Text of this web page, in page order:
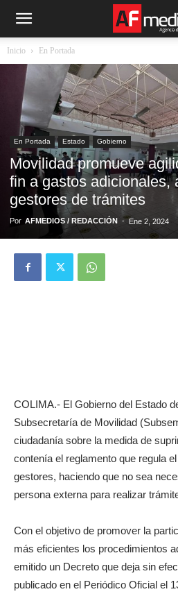
Inicio En Portada
En Portada Estado Gobierno
Movilidad promueve
fin a gastos adicionales,
gestores de trámites
Por AFMEDIOS / REDACCIÓN - Ene 2, 2024
COLIMA.- El Gobierno del Estado
Subsecretaría de Movilidad
ciudadanía sobre la medida de
contenía el reglamento que regula
gestores, haciendo que no sea
persona externa para realizar
Con el objetivo de promover la
más eficientes los procedimientos
emitido un Decreto que deja sin
publicado en el Periódico Oficial el